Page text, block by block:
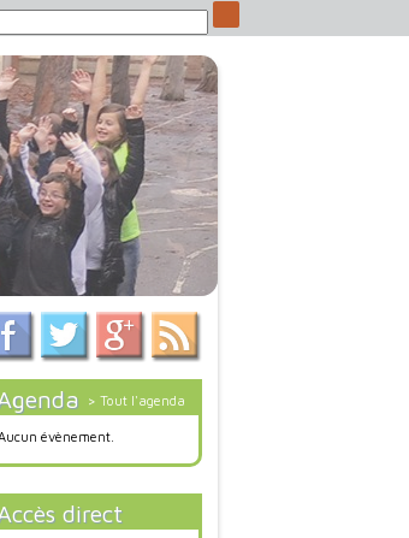
> Tout l'agenda
évènement.
direct